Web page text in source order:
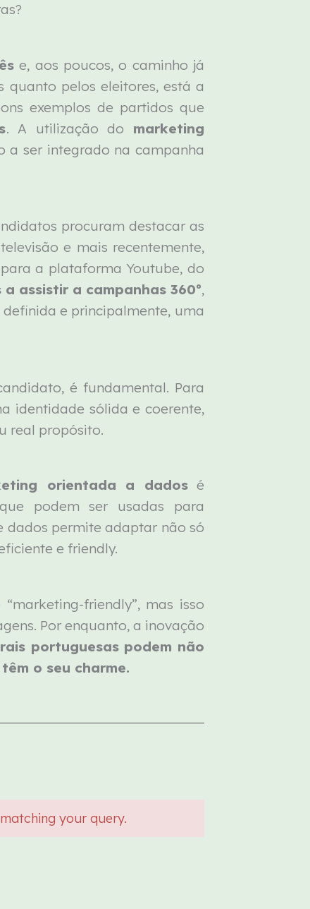
e, aos poucos, o caminho já
quanto pelos eleitores, está a
exemplos de partidos que
. A utilização do marketing
a ser integrado na campanha
procuram destacar as
e mais recentemente,
a plataforma Youtube, do
a assistir a campanhas 360º,
e principalmente, uma
é fundamental. Para
identidade sólida e coerente,
real propósito.
orientada a dadosé
podem ser usadas para
dados permite adaptar não só
e friendly.
friendly”, mas isso
Por enquanto, a inovação
portuguesas podem não
o seu charme.
your query.